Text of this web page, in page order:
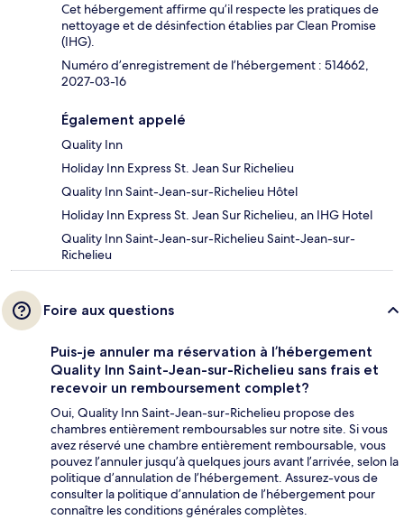
Cet hébergement affirme qu’il respecte les pratiques de
nettoyage et de désinfection établies par Clean Promise
(IHG).
Numéro d’enregistrement de l’hébergement : 514662,
2027-03-16
Également appelé
Quality Inn
Holiday Inn Express St. Jean Sur Richelieu
Quality Inn Saint-Jean-sur-Richelieu Hôtel
Holiday Inn Express St. Jean Sur Richelieu, an IHG Hotel
Quality Inn Saint-Jean-sur-Richelieu Saint-Jean-sur-
Richelieu
Foire aux questions
Puis-je annuler ma réservation à l’hébergement
Quality Inn Saint-Jean-sur-Richelieu sans frais et
recevoir un remboursement complet?
Oui, Quality Inn Saint-Jean-sur-Richelieu propose des
chambres entièrement remboursables sur notre site. Si vous
avez réservé une chambre entièrement remboursable, vous
pouvez l’annuler jusqu’à quelques jours avant l’arrivée, selon la
politique d’annulation de l’hébergement. Assurez-vous de
consulter la politique d’annulation de l’hébergement pour
connaître les conditions générales complètes.